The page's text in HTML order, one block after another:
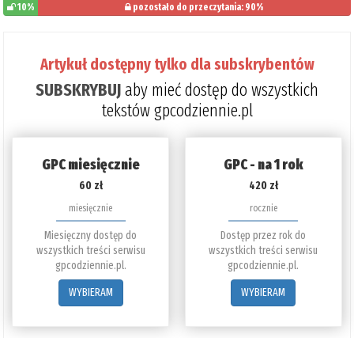
10% pozostało do przeczytania: 90%
Artykuł dostępny tylko dla subskrybentów
SUBSKRYBUJaby mieć dostęp do wszystkich
tekstów gpcodziennie.pl
GPC miesięcznie
60 zł
miesięcznie
Miesięczny dostęp do
wszystkich treści serwisu
gpcodziennie.pl.
WYBIERAM
GPC - na 1 rok
420 zł
rocznie
Dostęp przez rok do
wszystkich treści serwisu
gpcodziennie.pl.
WYBIERAM